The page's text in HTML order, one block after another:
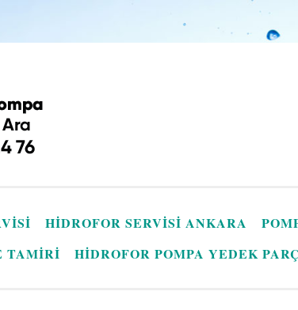
HIDROFOR SERVISI ANKARA
TAMIRI
HIDROFOR POMPA YEDEK